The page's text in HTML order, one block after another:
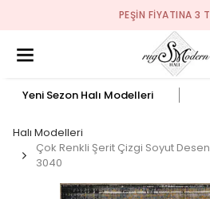
PEŞIN FIYATINA 3
Yeni Sezon Halı Modelleri
Halı Modelleri
Çok Renkli Şerit Çizgi Soyut
3040